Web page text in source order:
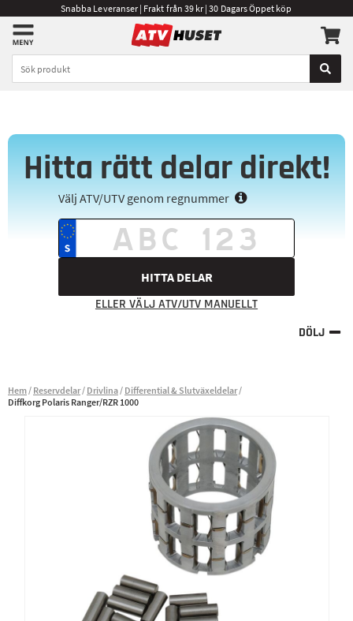
Snabba Leveranser | Frakt från 39 kr | 30 Dagars Öppet köp
Hitta rätt delar direkt!
Välj ATV/UTV genom regnummer
HITTA DELAR
ELLER VÄLJ ATV/UTV MANUELLT
DÖLJ
Hem Reservdelar Drivlina Differential & Slutväxeldelar
Diffkorg Polaris Ranger/RZR 1000